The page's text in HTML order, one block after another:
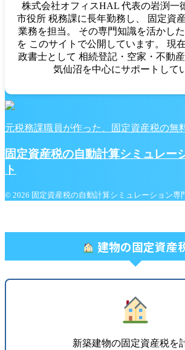
株式会社オフィスHAL 代表の岩渕一
市役所 税務課に長年勤務し、 固定資
業務を担当。 その専門知識を活かし
を このサイトで公開しています。 現
政書士として 相続登記・空家・不動
気仙沼を中心にサポートして
元税務課職員が作った、固定資産税の無
固定資産税の自動計算シミュレー
ト
© 2026 固定資産税の自動計算シミュレーション専
建物の固定資産
新築建物の固定資産税を